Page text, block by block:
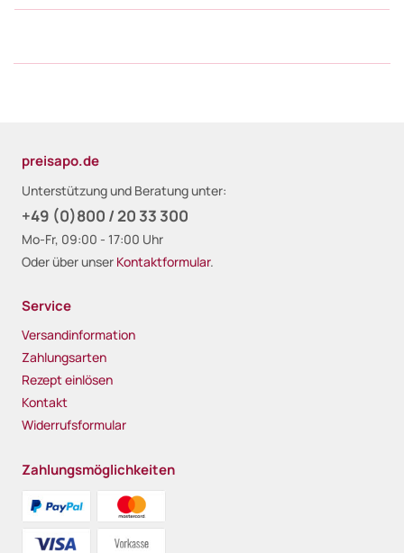
preisapo.de
Unterstützung und Beratung unter:
+49 (0)800 / 20 33 300
Mo-Fr, 09:00 - 17:00 Uhr
Oder über unser Kontaktformular.
Service
Versandinformation
Zahlungsarten
Rezept einlösen
Kontakt
Widerrufsformular
Zahlungsmöglichkeiten